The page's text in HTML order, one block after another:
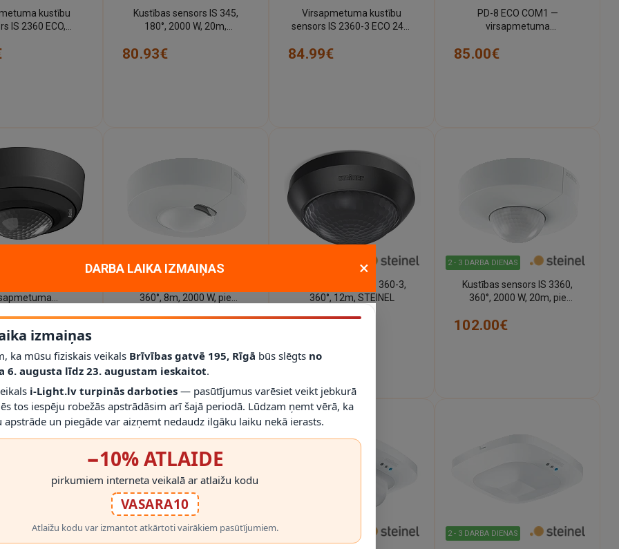
kustību
IS 2360 ECO,
Kustības sensors IS 345,
180°, 2000 W, 20m,
griestiem, STEINEL
80.93€
Virsapmetuma kustību
sensors IS 2360-3 ECO 24m
84.99€
PD-8 ECO COM1 —
virsapmetuma
(balts, IP54) (STEINEL)
85.00€
2 - 3 DARBA DIENAS
360°, 8m, 2000 W, pie
Kustību sensors IS 360-3,
360°, 12m, STEINEL
2 - 3 DARBA DIENAS
Kustības sensors IS 3360,
360°, 2000 W, 20m, pie
102.00€
2 - 3 DARBA DIENAS 2 - 3 DARBA DIENAS
DARBA LAIKA IZMAIŅAS ×
izmaiņas
ka mūsu fiziskais veikals Brīvības gatvē 195, Rīgā būs slēgts no
6. augusta līdz 23. augustam ieskaitot.
i-Light.lv turpinās darboties — pasūtījumus varēsiet veikt jebkurā
tos iespēju robežās apstrādāsim arī šajā periodā. Lūdzam ņemt vērā, ka
apstrāde un piegāde var aizņemt nedaudz ilgāku laiku nekā ierasts.
−10% ATLAIDE
pirkumiem interneta veikalā ar atlaižu kodu
VASARA10
Atlaižu kodu var izmantot atkārtoti vairākiem pasūtījumiem.